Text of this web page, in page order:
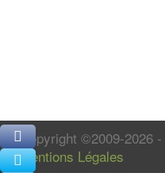
Copyright ©2009-2026 -
Mentions Légales